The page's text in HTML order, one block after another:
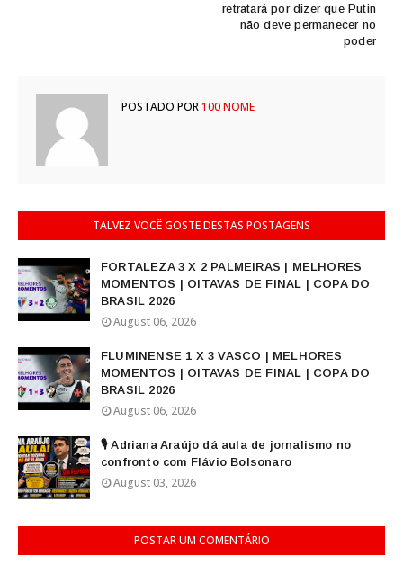
retratará por dizer que Putin
não deve permanecer no
poder
POSTADO POR100 NOME
TALVEZ VOCÊ GOSTE DESTAS POSTAGENS
FORTALEZA 3 X 2 PALMEIRAS | MELHORES
MOMENTOS | OITAVAS DE FINAL | COPA DO
BRASIL 2026
August 06, 2026
FLUMINENSE 1 X 3 VASCO | MELHORES
MOMENTOS | OITAVAS DE FINAL | COPA DO
BRASIL 2026
August 06, 2026
🎙️ Adriana Araújo dá aula de jornalismo no
confronto com Flávio Bolsonaro
August 03, 2026
POSTAR UM COMENTÁRIO